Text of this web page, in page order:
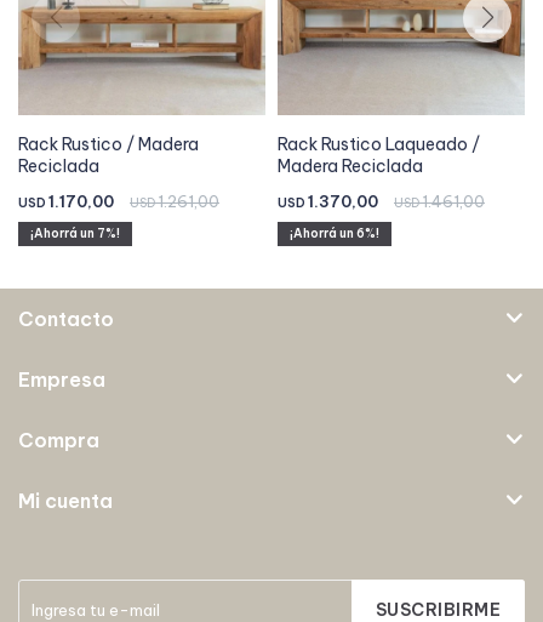
Rack Rustico / Madera
Reciclada
USD 1.170,00 USD1.261,00
7
Rack Rustico Laqueado /
Madera Reciclada
USD 1.370,00 USD1.461,00
6
SUSCRIBIRME
Contacto
Empresa
Compra
Mi cuenta